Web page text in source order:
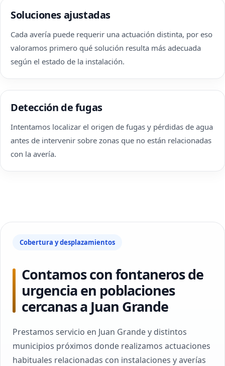
Soluciones ajustadas
Cada avería puede requerir una actuación distinta, por eso
valoramos primero qué solución resulta más adecuada
según el estado de la instalación.
Detección de fugas
Intentamos localizar el origen de fugas y pérdidas de agua
antes de intervenir sobre zonas que no están relacionadas
con la avería.
Cobertura y desplazamientos
Contamos con fontaneros de
urgencia en poblaciones
cercanas a Juan Grande
Prestamos servicio en Juan Grande y distintos
municipios próximos donde realizamos actuaciones
habituales relacionadas con instalaciones y averías